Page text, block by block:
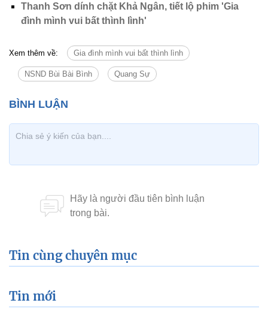
Thanh Sơn dính chặt Khả Ngân, tiết lộ phim 'Gia
đình mình vui bất thình lình'
Xem thêm về: Gia đình mình vui bất thình lình
NSND Bùi Bài Bình Quang Sự
Tin cùng chuyên mục
Tin mới